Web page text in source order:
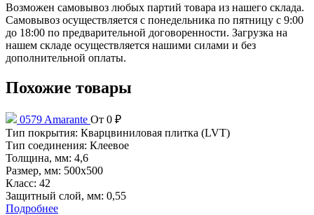
Возможен самовывоз любых партий товара из нашего склада.
Самовывоз осуществляется с понедельника по пятницу с 9:00
до 18:00 по предварительной договоренности. Загрузка на
нашем складе осуществляется нашими силами и без
дополнительной оплаты.
Похожие товары
0579 Amarante От 0 ₽
Тип покрытия: Кварцвиниловая плитка (LVT)
Тип соединения: Клеевое
Толщина, мм: 4,6
Размер, мм: 500x500
Класс: 42
Защитный слой, мм: 0,55
Подробнее